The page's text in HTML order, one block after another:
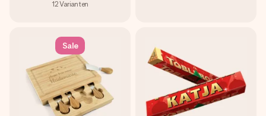
12Varianten
Sale